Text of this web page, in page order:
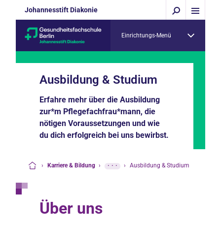
Johannesstift Diakonie
Einrichtungs-Menü
Ausbildung & Studium
Erfahre mehr über die Ausbildung
zur*m Pflegefachfrau*mann, die
nötigen Voraussetzungen und wie
du dich erfolgreich bei uns bewirbst.
› Karriere & Bildung › ··· › Ausbildung & Studium
Über uns